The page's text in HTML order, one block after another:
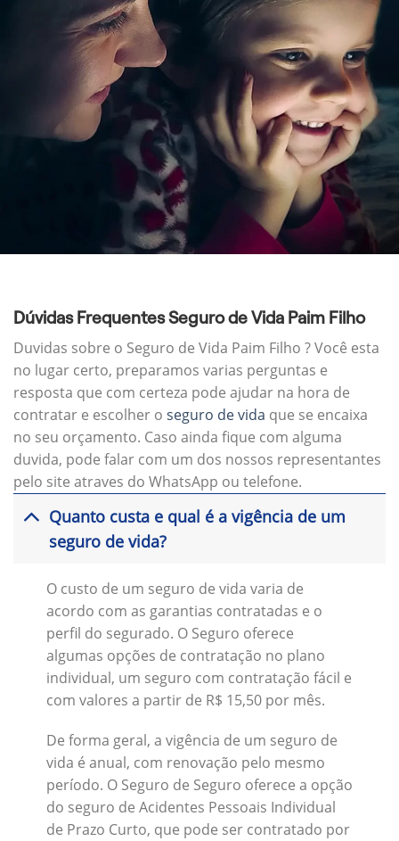
Dúvidas Frequentes Seguro de Vida Paim Filho
Duvidas sobre o Seguro de Vida Paim Filho ? Você esta
no lugar certo, preparamos varias perguntas e
resposta que com certeza pode ajudar na hora de
contratar e escolher o seguro de vida que se encaixa
no seu orçamento. Caso ainda fique com alguma
duvida, pode falar com um dos nossos representantes
pelo site atraves do WhatsApp ou telefone.
Quanto custa e qual é a vigência de um
seguro de vida?
O custo de um seguro de vida varia de
acordo com as garantias contratadas e o
perfil do segurado. O Seguro oferece
algumas opções de contratação no plano
individual, um seguro com contratação fácil e
com valores a partir de R$ 15,50 por mês.
De forma geral, a vigência de um seguro de
vida é anual, com renovação pelo mesmo
período. O Seguro de Seguro oferece a opção
do seguro de Acidentes Pessoais Individual
de Prazo Curto, que pode ser contratado por